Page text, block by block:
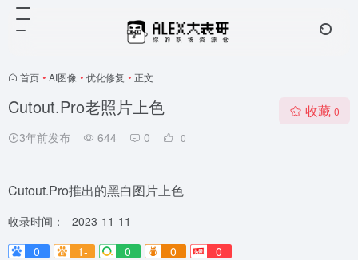
首页 • AI图像 • 优化修复 • 正文
Cutout.Pro老照片上色
3年前发布 644 0 0
收藏 0
Cutout.Pro推出的黑白图片上色
收录时间：
2023-11-11
0
1- 0 0 0